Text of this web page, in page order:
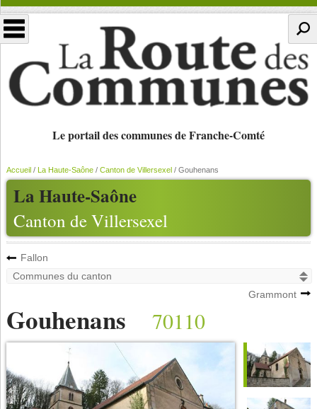
Le portail des communes de Franche-Comté
La Haute-Saône
Canton de Villersexel
Accueil/ La Haute-Saône/ Canton de Villersexel/ Gouhenans
Fallon
Grammont
Gouhenans 70110